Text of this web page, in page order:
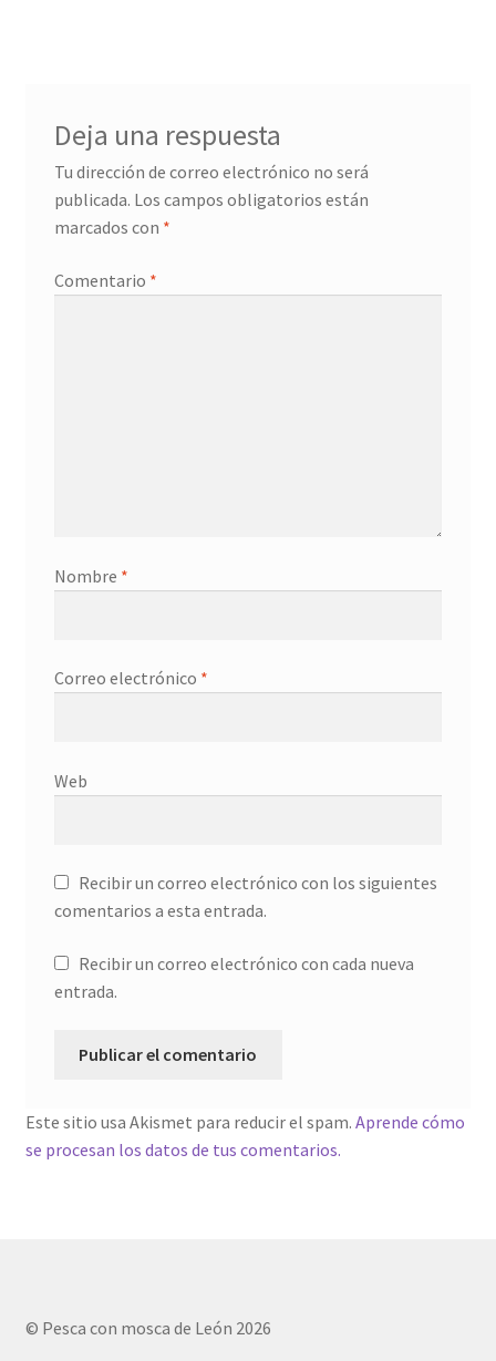
Deja una respuesta
Tu dirección de correo electrónico no será
publicada. Los campos obligatorios están
marcados con *
Comentario *
Nombre *
Correo electrónico *
Web
Recibir un correo electrónico con los siguientes
comentarios a esta entrada.
Recibir un correo electrónico con cada nueva
entrada.
Este sitio usa Akismet para reducir el spam. Aprende cómo
se procesan los datos de tus comentarios.
© Pesca con mosca de León 2026